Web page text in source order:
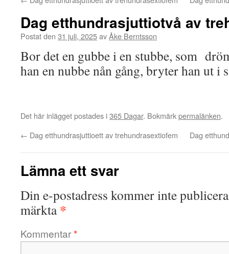
Dag etthundrasjuttiotvå av
Postat den 31 juli, 2025avÅke Berntsson
Bor det en gubbe i en stubbe, som
han en nubbe nån gång, bryter han ut i
Det här inlägget postades i365 Dagar. Bokmärkpermalänken.
← Dag etthundrasjuttioett av trehundrasextiofem Dag
Lämna ett svar
Din e-postadress kommer inte
märkta*
Kommentar*